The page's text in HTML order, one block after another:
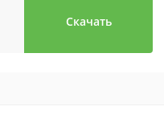
Скачать